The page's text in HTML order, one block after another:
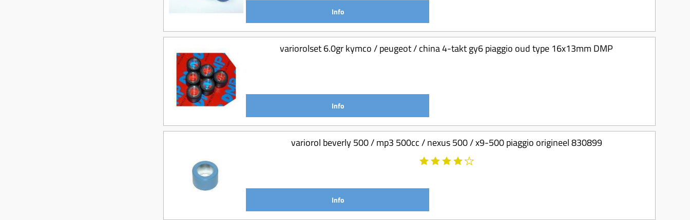
Info
variorolset 6.0gr kymco / peugeot / china 4-takt gy6 piaggio oud type 16x13mm DMP
Info
variorol beverly 500 / mp3 500cc / nexus 500 / x9-500 piaggio origineel 830899
Info